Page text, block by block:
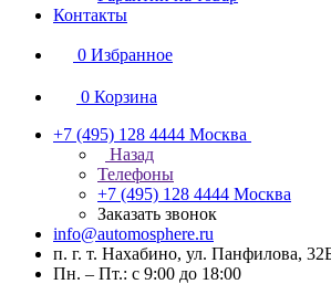
Контакты
0 Избранное
0 Корзина
+7 (495) 128 4444 Москва
Назад
Телефоны
+7 (495) 128 4444 Москва
Заказать звонок
info@automosphere.ru
п. г. т. Нахабино, ул. Панфилова,
Пн. – Пт.: с 9:00 до 18:00